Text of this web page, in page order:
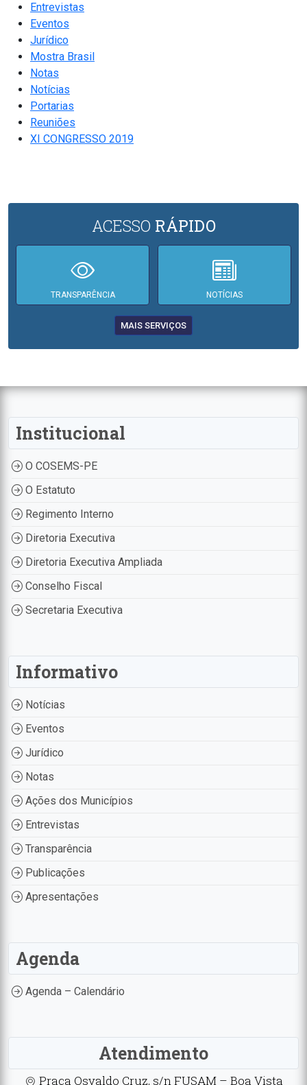
Entrevistas
Eventos
Jurídico
Mostra Brasil
Notas
Notícias
Portarias
Reuniões
XI CONGRESSO 2019
ACESSO RÁPIDO
TRANSPARÊNCIA NOTÍCIAS
MAIS SERVIÇOS
Institucional
O COSEMS-PE
O Estatuto
Regimento Interno
Diretoria Executiva
Diretoria Executiva Ampliada
Conselho Fiscal
Secretaria Executiva
Informativo
Notícias
Eventos
Jurídico
Notas
Ações dos Municípios
Entrevistas
Transparência
Publicações
Apresentações
Agenda
Agenda – Calendário
Atendimento
Praça Osvaldo Cruz, s/n FUSAM – Boa Vista